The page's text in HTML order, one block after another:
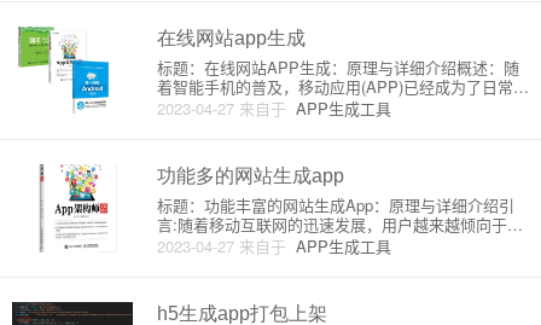
细介绍：
在线网站app生成
2023-04-27 来自于 APP生成工具
标题：在线网站APP生成：原理与详细介绍概述：随
着智能手机的普及，移动应用(APP)已经成为了日常生
活的一部分。业务及企业也在寻求将自己的网站转换
为APP以便更好地接触用户。在这篇文章中，我们将
在线网站AP
功能多的网站生成app
2023-04-27 来自于 APP生成工具
标题：功能丰富的网站生成App：原理与详细介绍引
言:随着移动互联网的迅速发展，用户越来越倾向于使
用手机App来访问和使用各种服务功能。因此，许多
网站也纷纷转向生成自己的手机应用。本文将详细介
术原理。1. 网站
h5生成app打包上架